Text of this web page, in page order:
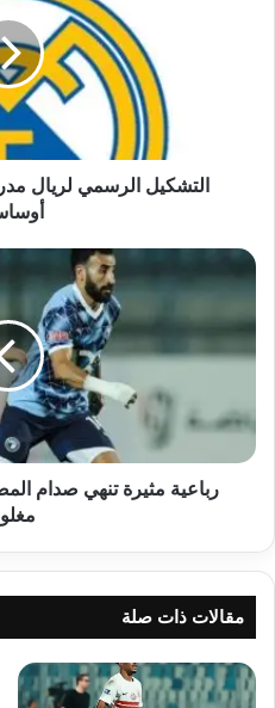
التشكيل الرسمي لريال
رباعية
مثيرة
صدام
المصري
غالب
ولا
رباعية مثيرة تنهي صدام
مقالات ذات صلة